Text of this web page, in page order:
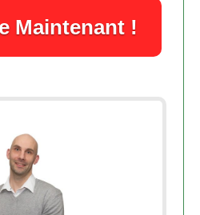
Maintenant !